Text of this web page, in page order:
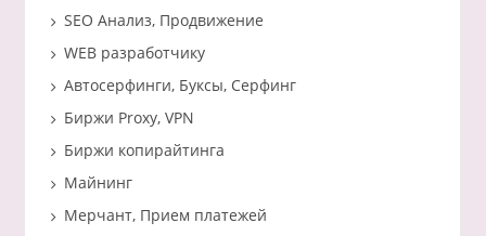
SEO Анализ, Продвижение
WEB разработчику
Автосерфинги, Буксы, Серфинг
Биржи Proxy, VPN
Биржи копирайтинга
Майнинг
Мерчант, Прием платежей